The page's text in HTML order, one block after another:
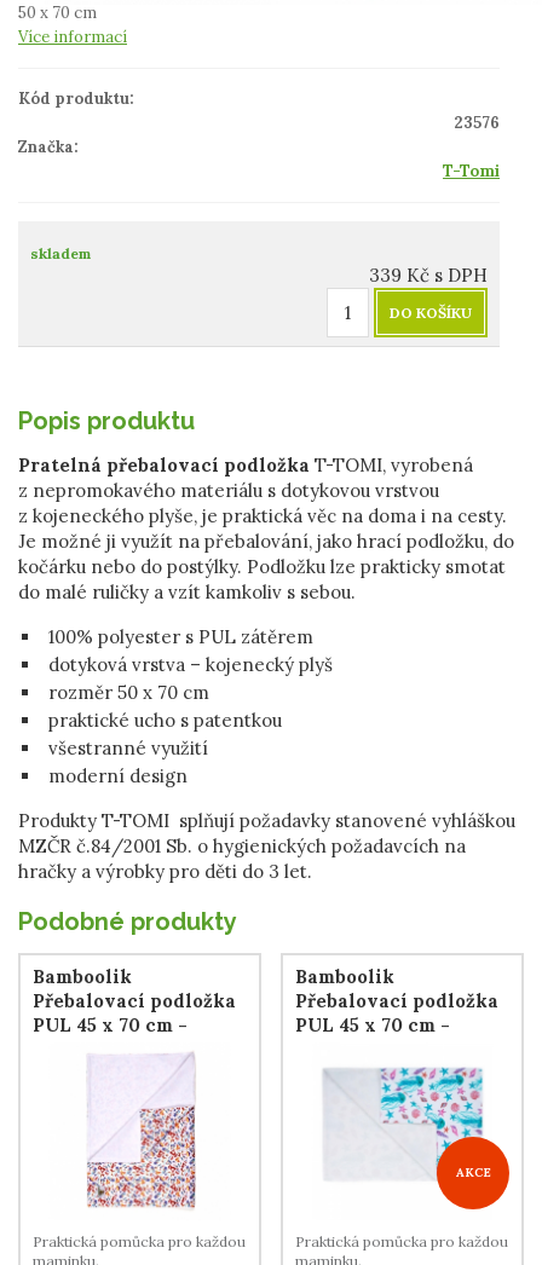
50 x 70 cm
Více informací
Kód produktu:
23576
Značka:
T-Tomi
skladem
339 Kč s DPH
DO KOŠÍKU
Popis produktu
Pratelná přebalovací podložka T-TOMI, vyrobená
z nepromokavého materiálu s dotykovou vrstvou
z kojeneckého plyše, je praktická věc na doma i na cesty.
Je možné ji využít na přebalování, jako hrací podložku, do
kočárku nebo do postýlky. Podložku lze prakticky smotat
do malé ruličky a vzít kamkoliv s sebou.
100% polyester s PUL zátěrem
dotyková vrstva – kojenecký plyš
rozměr 50 x 70 cm
praktické ucho s patentkou
všestranné využití
moderní design
Produkty T-TOMI splňují požadavky stanovené vyhláškou
MZČR č.84/2001 Sb. o hygienických požadavcích na
hračky a výrobky pro děti do 3 let.
Podobné produkty
Bamboolik
Přebalovací podložka
PUL 45 x 70 cm -
Hračky
Praktická pomůcka pro každou
maminku.
Bamboolik
Přebalovací podložka
PUL 45 x 70 cm -
AKCE
Praktická pomůcka pro každou
maminku.